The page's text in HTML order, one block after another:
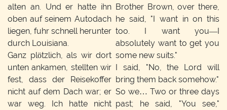
alten an. Und er hatte ihn
oben auf seinem Autodach
liegen, fuhr schnell herunter
durch Louisiana.
Ganz plötzlich, als wir dort
unten ankamen, stellten wir
fest, dass der Reisekoffer
nicht auf dem Dach war; er
war weg. Ich hatte nicht
Brother Brown, over there,
he said, "I want in on this
too. I want you—I
absolutely want to get you
some new suits."
I said, "No, the Lord will
bring them back somehow."
So we… Two or three days
past; he said, "You see,"